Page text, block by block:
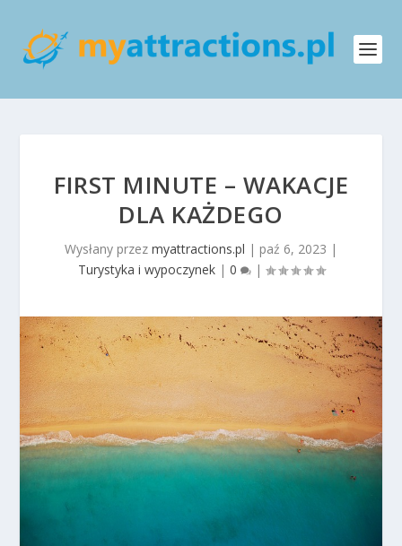
FIRST MINUTE – WAKACJE
DLA KAŻDEGO
Wysłany przez myattractions.pl | paź 6, 2023 |
Turystyka i wypoczynek| 0 |